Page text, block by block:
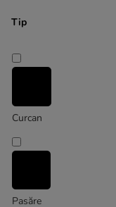
Taste of the Wild
Affinity Advance
animonda Integra
Forza 10
Kattovit
Tip
Curcan
Pasăre